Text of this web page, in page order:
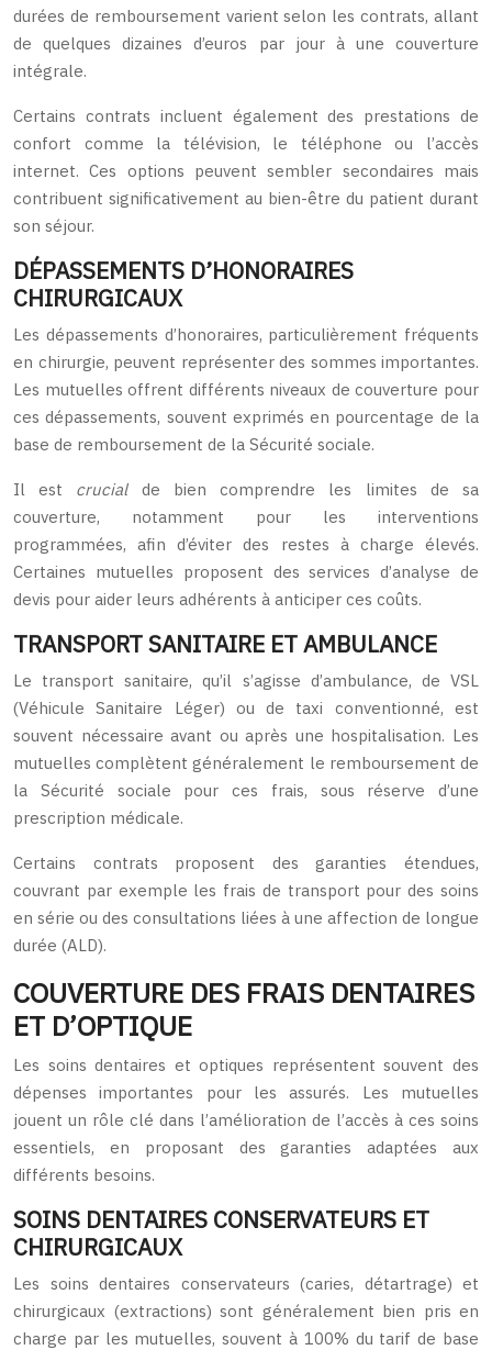
durées de remboursement varient selon les contrats, allant
de quelques dizaines d’euros par jour à une couverture
intégrale.
Certains contrats incluent également des prestations de
confort comme la télévision, le téléphone ou l’accès
internet. Ces options peuvent sembler secondaires mais
contribuent significativement au bien-être du patient durant
son séjour.
DÉPASSEMENTS D’HONORAIRES
CHIRURGICAUX
Les dépassements d’honoraires, particulièrement fréquents
en chirurgie, peuvent représenter des sommes importantes.
Les mutuelles offrent différents niveaux de couverture pour
ces dépassements, souvent exprimés en pourcentage de la
base de remboursement de la Sécurité sociale.
Il est crucial de bien comprendre les limites de sa
couverture, notamment pour les interventions
programmées, afin d’éviter des restes à charge élevés.
Certaines mutuelles proposent des services d’analyse de
devis pour aider leurs adhérents à anticiper ces coûts.
TRANSPORT SANITAIRE ET AMBULANCE
Le transport sanitaire, qu’il s’agisse d’ambulance, de VSL
(Véhicule Sanitaire Léger) ou de taxi conventionné, est
souvent nécessaire avant ou après une hospitalisation. Les
mutuelles complètent généralement le remboursement de
la Sécurité sociale pour ces frais, sous réserve d’une
prescription médicale.
Certains contrats proposent des garanties étendues,
couvrant par exemple les frais de transport pour des soins
en série ou des consultations liées à une affection de longue
durée (ALD).
COUVERTURE DES FRAIS DENTAIRES
ET D’OPTIQUE
Les soins dentaires et optiques représentent souvent des
dépenses importantes pour les assurés. Les mutuelles
jouent un rôle clé dans l’amélioration de l’accès à ces soins
essentiels, en proposant des garanties adaptées aux
différents besoins.
SOINS DENTAIRES CONSERVATEURS ET
CHIRURGICAUX
Les soins dentaires conservateurs (caries, détartrage) et
chirurgicaux (extractions) sont généralement bien pris en
charge par les mutuelles, souvent à 100% du tarif de base